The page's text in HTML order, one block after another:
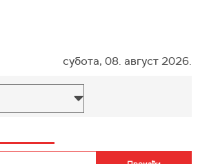
субота, 08. август 2026.